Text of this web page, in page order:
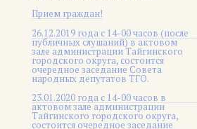
Прием граждан!
26.12.2019 года с 14-00 часов (после
публичных слушаний) в актовом
зале администрации Тайгинского
городского округа, состоится
очередное заседание Совета
народных депутатов ТГО.
23.01.2020 года с 14-00 часов в
актовом зале администрации
Тайгинского городского округа,
состоится очередное заседание